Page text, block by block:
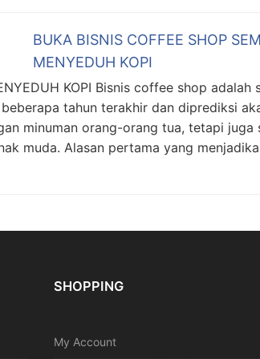
BUKA BISNIS COFFEE SHOP
MENYEDUH KOPI
KOPI Bisnis coffee shop adalah
tahun terakhir dan diprediksi
minuman orang-orang tua, tetapi juga
muda. Alasan pertama yang
SHOPPING
My Account